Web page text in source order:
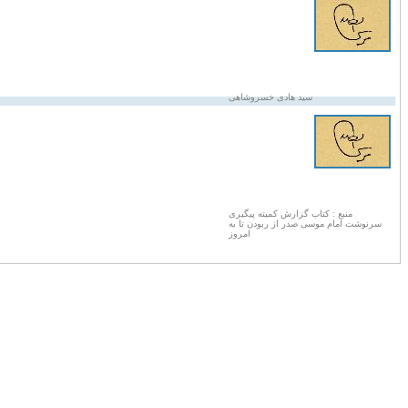
سید هادی خسروشاهی
منبع : کتاب گزارش کمیته پیگیری
سرنوشت امام موسی صدر از ربودن تا به
امروز